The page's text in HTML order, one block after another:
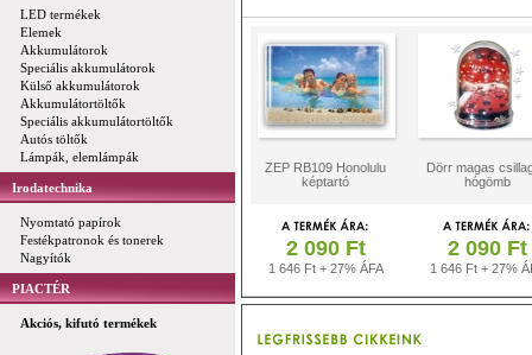
LED termékek
Elemek
Akkumulátorok
Speciális akkumulátorok
Külső akkumulátorok
Akkumulátortöltők
Speciális akkumulátortöltők
Autós töltők
Lámpák, elemlámpák
Irodatechnika
Nyomtató papírok
Festékpatronok és tonerek
Nagyítók
PIACTÉR
Akciós, kifutó termékek
ZEP RB109 Honolulu
képtartó
Dörr magas
hógömb
2 090 Ft
1 646 Ft + 27% ÁFA
2 090 Ft
1 646 Ft + 27%